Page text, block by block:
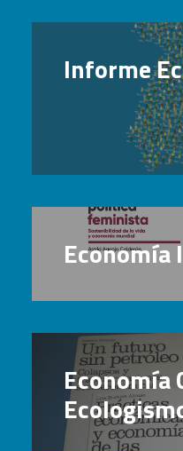
Informe
Economía
Economía